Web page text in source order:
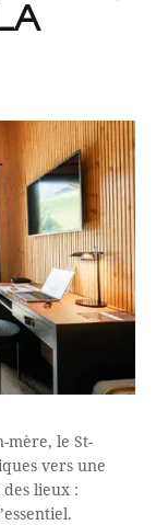
mère, le St-
vers une
lieux :